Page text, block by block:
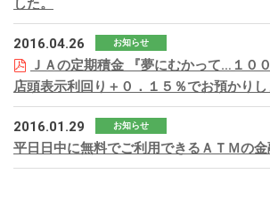
2016.04.26 お知らせ
ＪＡの定期積金 『夢にむかって…１０
店頭表示利回り＋０．１５％でお預かりし
2016.01.29 お知らせ
平日日中に無料でご利用できるＡＴＭの